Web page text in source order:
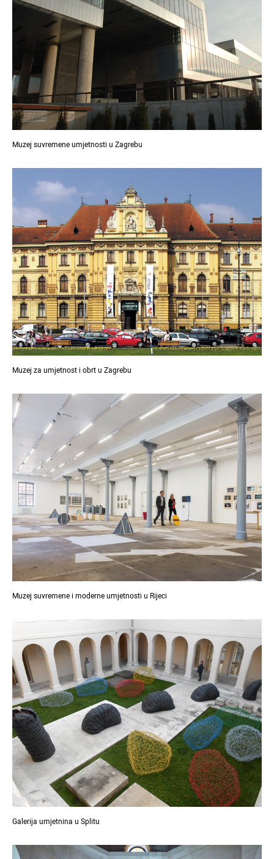
Muzej suvremene umjetnosti u Zagrebu
Muzej za umjetnost i obrt u Zagrebu
Muzej suvremene i moderne umjetnosti u Rijeci
Galerija umjetnina u Splitu